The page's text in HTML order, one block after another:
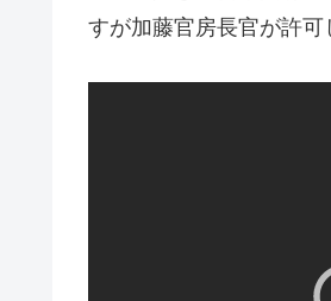
すが加藤官房長官が許可